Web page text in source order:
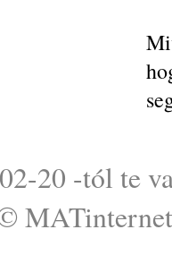
20 -tól te
MATinternet